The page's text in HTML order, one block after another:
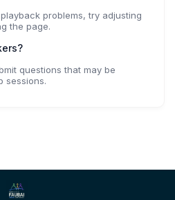
problems, try adjusting
the page.
questions that may be
sessions.